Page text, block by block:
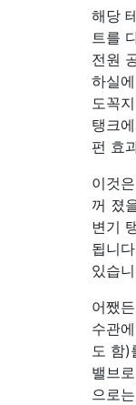
해당
트를
전원
하실
도꼭
탱크
펀 효
이것
꺼 졌
변기
됩니
있습
어쨌
수관
도 함)
밸브
으로